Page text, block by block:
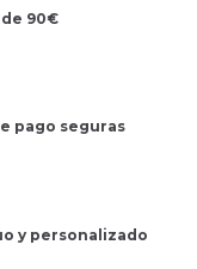
90€
pago seguras
y personalizado